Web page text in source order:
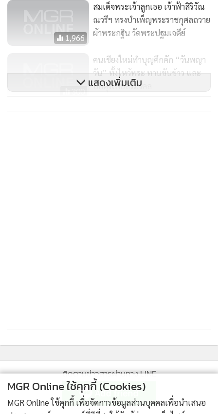
เอกลักษณ์เฉพาะเมืองสยาม ที่จัดสร้างไว้อย่างยิ่งใหญ่ เปรียบได้
ราวกับการสร้างปิรามิดที่อียิปต์เลย...”
น้ำได้พัดพาตะกอนดินมา เมื่อประทะกับน้ำทะเลจึงอ่อนแรงลง
ทำให้ตะกอนดินตกทับถมในย่านนี้จนเกิดเป็นสันดอนที่ปากอ่าว
ซึ่งต้องขุดลอกกันเป็นประจำ ส่วนกระแสน้ำด้านหลังเกาะพระ
โดยนำผ้าแดงผืนนั้นแห่ทั้งทางบกทางน้ำให้ประชาชนมีส่วนร่วม
ก่อนจะมาแห่ทักษิณาวรรตรอบองค์พระเจดีย์แล้วนำขึ้นห่ม
พระสมุทรเจดีย์ที่สร้างในสมัยรัชกาลที่ ๓ เป็นแบบย่อมุม มี
เหลี่ยมมุมให้ปีนขึ้นได้ง่าย แต่ในรัชกาลที่ ๔ สร้างเป็นทรงระฆัง
1,966
สมเด็จพระเจ้าลูกเธอ เจ้าฟ้าสิริวัณ
ณวรีฯ ทรงบำเพ็ญพระราชกุศลถวาย
ผ้าพระกฐิน วัดพระปฐมเจดีย์
300
คนเชียงใหม่ทำบุญคึกคัก “วันพญา
วัน” ทั้งไหว้พระ ทานขันข้าว และ
ปักตุงเพื่อสิริมงคล
รัฐบาลผวาป่วนยันยังไม่ขุด “คอคอด
แสดงเพิ่มเติม
ติดตามข่าวสารผ่านทาง LINE
MGR Online ใช้คุกกี้ (Cookies)
MGR Online ใช้คุกกี้ เพื่อจัดการข้อมูลส่วนบุคคลเพื่อนำเสนอ